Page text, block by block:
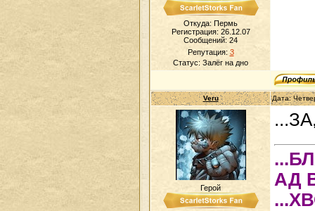
Откуда: Пермь
Регистрация: 26.12.07
Сообщений: 24
Репутация: 3
Статус: Залёг на дно
Veru Дата:
Герой
АД